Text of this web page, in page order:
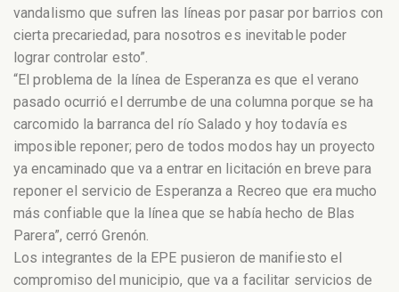
vandalismo que sufren las líneas por pasar por barrios con
cierta precariedad, para nosotros es inevitable poder
lograr controlar esto”.
“El problema de la línea de Esperanza es que el verano
pasado ocurrió el derrumbe de una columna porque se ha
carcomido la barranca del río Salado y hoy todavía es
imposible reponer; pero de todos modos hay un proyecto
ya encaminado que va a entrar en licitación en breve para
reponer el servicio de Esperanza a Recreo que era mucho
más confiable que la línea que se había hecho de Blas
Parera”, cerró Grenón.
Los integrantes de la EPE pusieron de manifiesto el
compromiso del municipio, que va a facilitar servicios de